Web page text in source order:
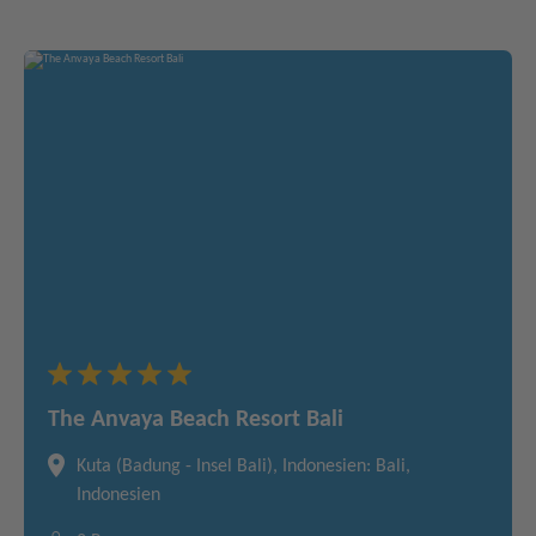
The Anvaya Beach Resort Bali
Kuta (Badung - Insel Bali), Indonesien: Bali,
Indonesien